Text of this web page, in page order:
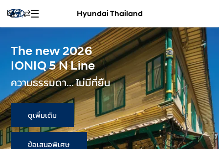
Hyundai Thailand
The new 2026
IONIQ 5 N Line
ความธรรมดา... ไม่มีที่ยืน
ดูเพิ่มเติม
ข้อเสนอพิเศษ